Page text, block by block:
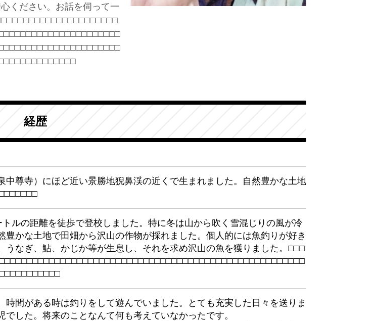
ください。お話を伺って一
□□□□□□□□□□□□□□□□
□□□□□□□□□□□□□□□□□□□□
□□□□□□□□□□□□
経歴
中尊寺）にほど近い景勝地猊鼻渓の近くで生まれました。自然豊かな土地
□□□□□□
ルの距離を徒歩で登校しました。特に冬は山から吹く雪混じりの風が冷
豊かな土地で田畑から沢山の作物が採れました。個人的には魚釣りが好き
うなぎ、鮎、かじか等が生息し、それを求め沢山の魚を獲りました。 □□□
□□□□□□□□□□□□□□□□□□□□□□□□□□□□□□□□□□□□□□□□□□□□□□□□□□□□□□
□□□□□□□□□□
時間がある時は釣りをして遊んでいました。とても充実した日々を送りま
でした。将来のことなんて何も考えていなかったです。